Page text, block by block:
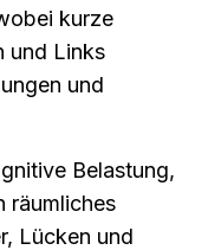
kurze
und Links
und
Belastung,
räumliches
Lücken und